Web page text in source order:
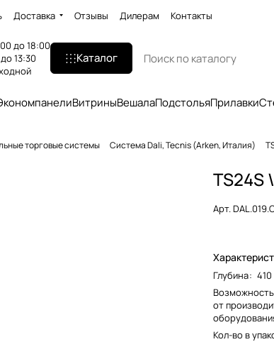
Доставка Отзывы Дилерам Контакты
до 18:00
13:30
Каталог
ВитриныВешалаПодстольяПрилавки
торговые системы Система Dali, Tecnis (Arken, Италия)
TS24S
Арт.
Глубина: 410
от
Кол-во в